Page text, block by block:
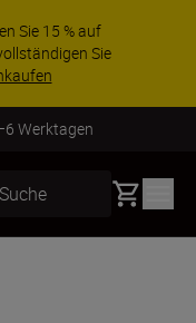
Sie 15 % auf
Sie
Werktagen
Suche Basket